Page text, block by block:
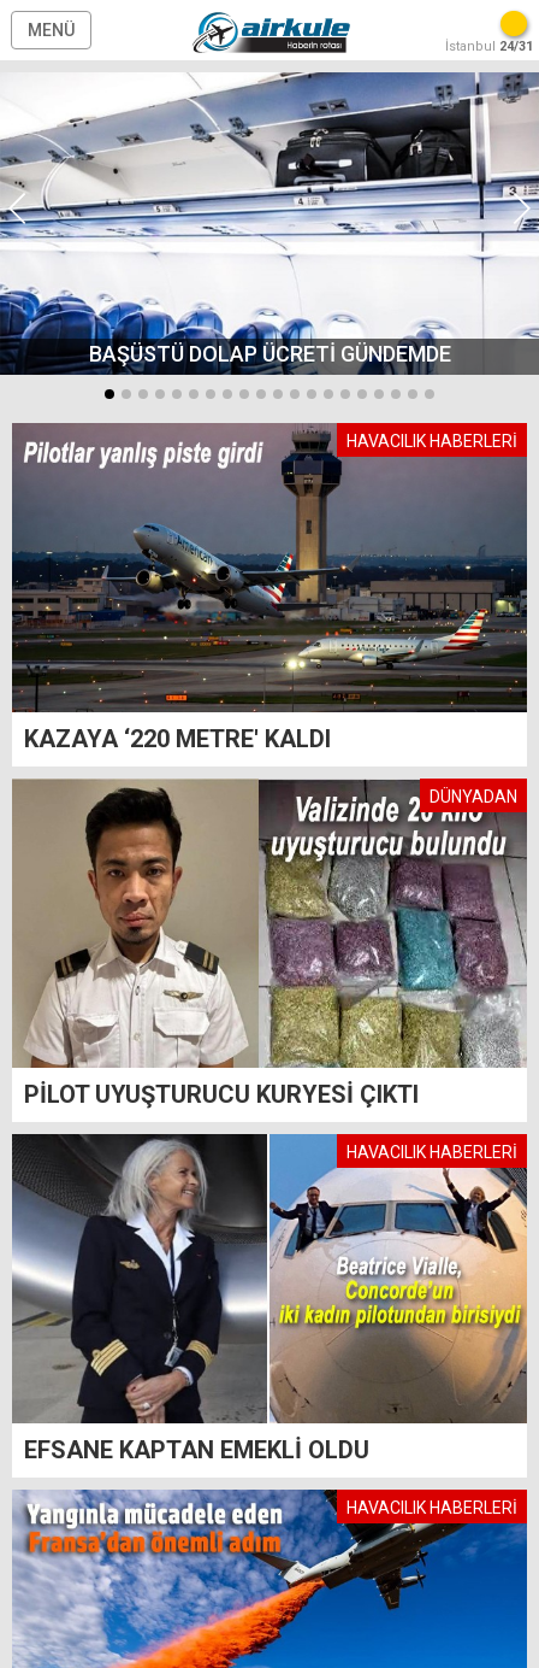
MENÜ
İstanbul 24/31
BAŞÜSTÜ DOLAP ÜCRETİ GÜNDEMDE
HAVACILIK HABERLERİ
KAZAYA ‘220 METRE' KALDI
DÜNYADAN
PİLOT UYUŞTURUCU KURYESİ ÇIKTI
HAVACILIK HABERLERİ
EFSANE KAPTAN EMEKLİ OLDU
HAVACILIK HABERLERİ